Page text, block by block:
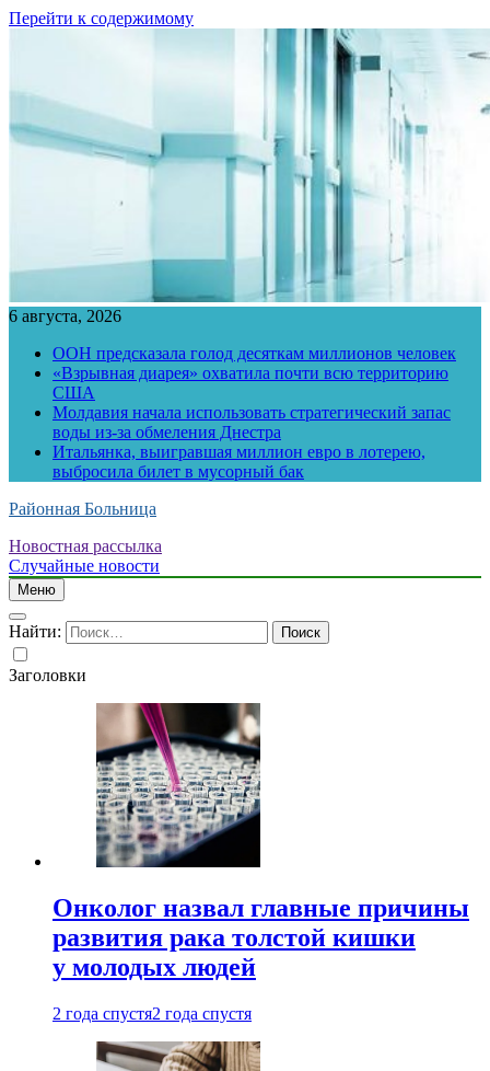
Перейти к содержимому
6 августа, 2026
ООН предсказала голод десяткам миллионов человек
«Взрывная диарея» охватила почти всю территорию
США
Молдавия начала использовать стратегический запас
воды из-за обмеления Днестра
Итальянка, выигравшая миллион евро в лотерею,
выбросила билет в мусорный бак
Районная Больница
Новостная рассылка
Случайные новости
Меню
Найти:
Заголовки
Онколог назвал главные причины
развития рака толстой кишки
у молодых людей
2 года спустя2 года спустя